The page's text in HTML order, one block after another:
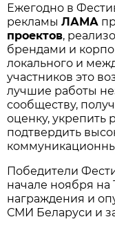
Ежегодно в
рекламыЛАМА
проектов,
брендами и
локального и
участников это
лучшие работы
сообществу,
оценку, укрепить
подтвердить
Победители
начале ноября
награждения и
СМИ Беларуси и